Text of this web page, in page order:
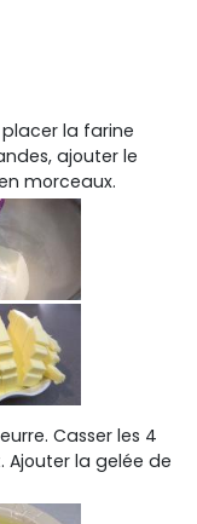
placer la farine
ajouter le
morceaux.
Casser les 4
Ajouter la gelée de